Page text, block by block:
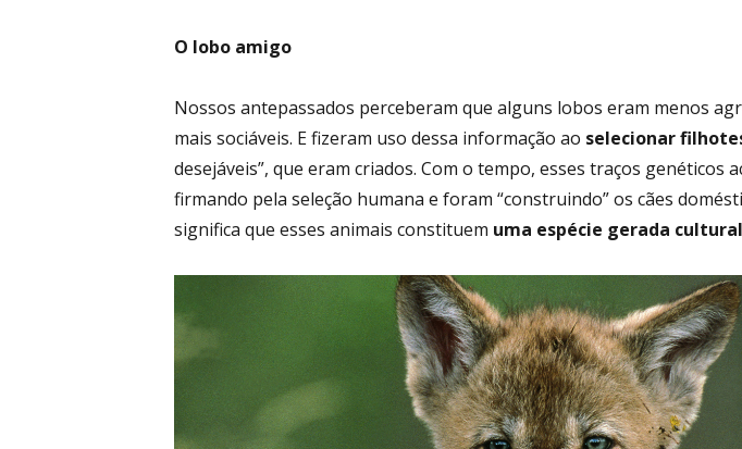
O lobo amigo
Nossos antepassados perceberam que alguns lobos eram menos
mais sociáveis. E fizeram uso dessa informação ao selecionar
desejáveis”, que eram criados. Com o tempo, esses traços genéticos
firmando pela seleção humana e foram “construindo” os cães
significa que esses animais constituem uma espécie gerada